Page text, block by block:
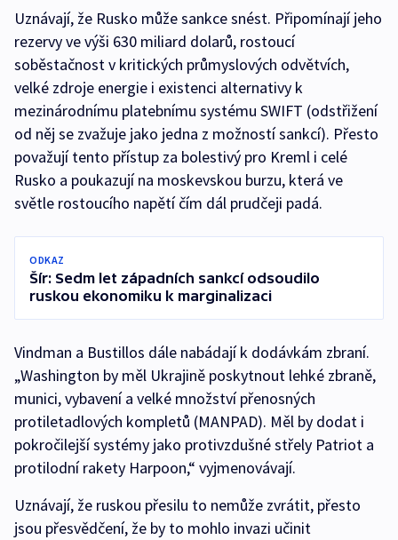
Uznávají, že Rusko může sankce snést. Připomínají jeho
rezervy ve výši 630 miliard dolarů, rostoucí
soběstačnost v kritických průmyslových odvětvích,
velké zdroje energie i existenci alternativy k
mezinárodnímu platebnímu systému SWIFT (odstřižení
od něj se zvažuje jako jedna z možností sankcí). Přesto
považují tento přístup za bolestivý pro Kreml i celé
Rusko a poukazují na moskevskou burzu, která ve
světle rostoucího napětí čím dál prudčeji padá.
ODKAZ
Šír: Sedm let západních sankcí odsoudilo
ruskou ekonomiku k marginalizaci
Vindman a Bustillos dále nabádají k dodávkám zbraní.
„Washington by měl Ukrajině poskytnout lehké zbraně,
munici, vybavení a velké množství přenosných
protiletadlových kompletů (MANPAD). Měl by dodat i
pokročilejší systémy jako protivzdušné střely Patriot a
protilodní rakety Harpoon,“ vyjmenovávají.
Uznávají, že ruskou přesilu to nemůže zvrátit, přesto
jsou přesvědčení, že by to mohlo invazi učinit